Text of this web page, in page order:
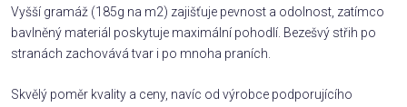
Vyšší gramáž (185g na m2) zajišťuje pevnost a odolnost, zatímco
bavlněný materiál poskytuje maximální pohodlí. Bezešvý střih po
stranách zachovává tvar i po mnoha praních.
Skvělý poměr kvality a ceny, navíc od výrobce podporujícího